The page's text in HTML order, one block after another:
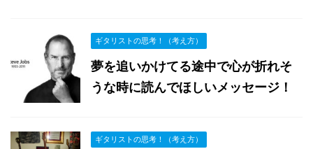
ギタリストの思考！（考え方）
夢を追いかけてる途中で心が折れそ
うな時に読んでほしいメッセージ！
ギタリストの思考！（考え方）